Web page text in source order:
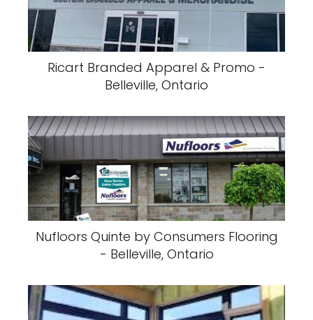
Ricart Branded Apparel & Promo -
Belleville, Ontario
Nufloors Quinte by Consumers Flooring
- Belleville, Ontario